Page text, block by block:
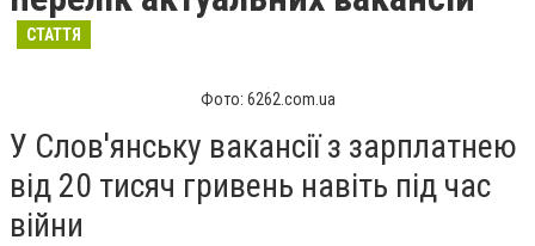
СТАТТЯ
Фото: 6262.com.ua
У Слов'янську вакансії з зарплатнею
від 20 тисяч гривень навіть під час
війни